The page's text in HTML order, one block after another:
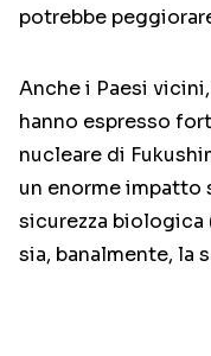
potrebbe
Anche i Paesi
hanno espresso
nucleare di
un enorme impatto
sicurezza biologica
sia, banalmente, la